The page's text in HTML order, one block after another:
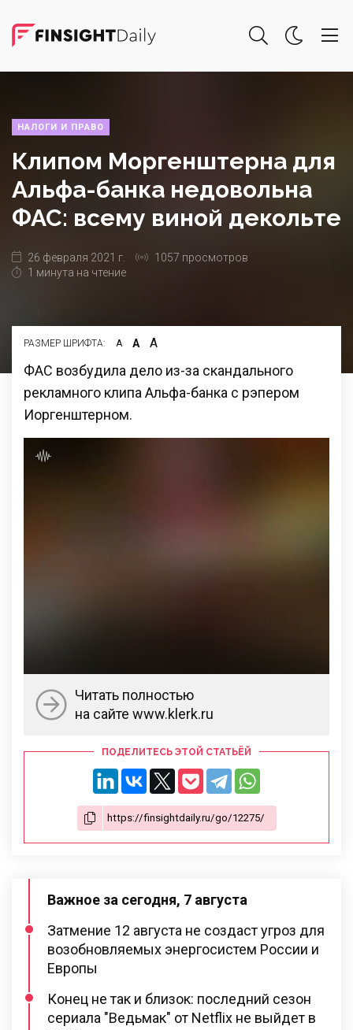
НАЛОГИ И ПРАВО
Клипом Моргенштерна для
Альфа-банка недовольна
ФАС: всему виной декольте
26 февраля 2021 г.
1057 просмотров
1 минута на чтение
РАЗМЕР ШРИФТА: А А А
ФАС возбудила дело из-за скандального
рекламного клипа Альфа-банка с рэпером
Иоргенштерном.
Читать полностью
на сайте www.klerk.ru
ПОДЕЛИТЕСЬ ЭТОЙ СТАТЬЁЙ
Важное за сегодня, 7 августа
Затмение 12 августа не создаст угроз для
возобновляемых энергосистем России и
Европы
Конец не так и близок: последний сезон
сериала "Ведьмак" от Netflix не выйдет в